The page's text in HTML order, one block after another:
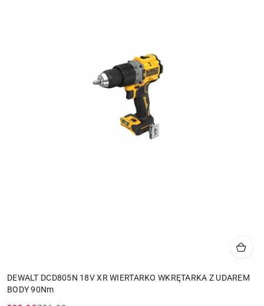
DEWALT DCD805N 18V XR WIERTARKO WKRĘTARKA Z UDAREM
BODY 90Nm